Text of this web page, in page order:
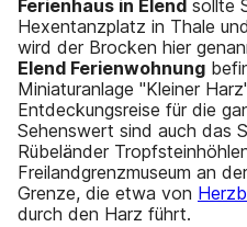
Ferienhaus in Elend sollte
Hexentanzplatz in Thale
wird der Brocken hier
Elend Ferienwohnung
Miniaturanlage "Kleiner
Entdeckungsreise für die
Sehenswert sind auch das
Rübeländer
Freilandgrenzmuseum an
Grenze, die etwa von
durch den Harz führt.